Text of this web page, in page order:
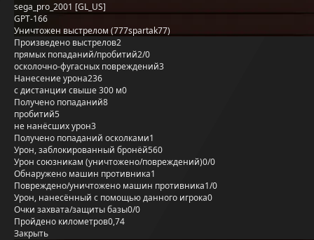
sega_pro_2001 [GL_US]
GPT-166
Уничтожен выстрелом (777spartak77)
Произведено выстрелов2
прямых попаданий/пробитий2/0
осколочно-фугасных повреждений3
Нанесение урона236
с дистанции свыше 300 м0
Получено попаданий8
пробитий5
не нанёсших урон3
Получено попаданий осколками1
Урон, заблокированный бронёй560
Урон союзникам (уничтожено/повреждений)0/0
Обнаружено машин противника1
Повреждено/уничтожено машин противника1/0
Урон, нанесённый с помощью данного игрока0
Очки захвата/защиты базы0/0
Пройдено километров0,74
Закрыть